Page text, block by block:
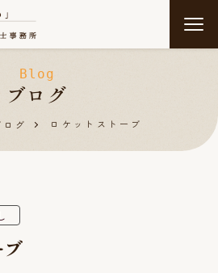
Blog
ブログ
ログ ロケットストーブ